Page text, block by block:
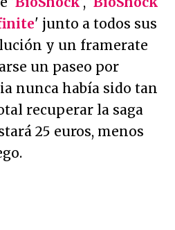
' junto a todos sus
y un framerate
un paseo por
nunca había sido tan
recuperar la saga
25 euros, menos